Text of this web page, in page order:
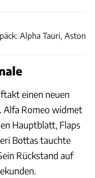
Alpha Tauri, Aston
einen neuen
Alfa Romeo widmet
Hauptblatt, Flaps
Bottas tauchte
Rückstand auf